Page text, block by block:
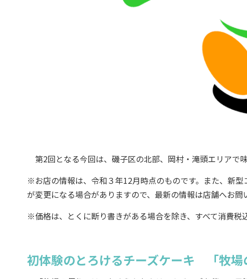
第2回となる今回は、磯子区の北部、岡村・滝頭エリアで
※お店の情報は、令和３年12月時点のものです。また、新
が変更になる場合がありますので、最新の情報は店舗へお問
※価格は、とくに断り書きがある場合を除き、すべて消費税
初体験のとろけるチーズケーキ 「牧場